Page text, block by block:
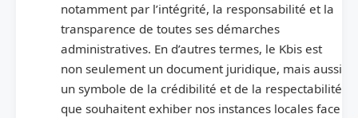
notamment par l’intégrité, la responsabilité et la
transparence de toutes ses démarches
administratives. En d’autres termes, le Kbis est
non seulement un document juridique, mais aussi
un symbole de la crédibilité et de la respectabilité
que souhaitent exhiber nos instances locales face